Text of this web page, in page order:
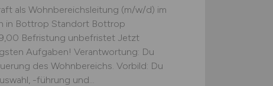
als Wohnbereichsleitung (m/w/d) im
in Bottrop Standort Bottrop
Befristung unbefristet Jetzt
Aufgaben! Verantwortung: Du
des Wohnbereichs. Vorbild: Du
-führung und...